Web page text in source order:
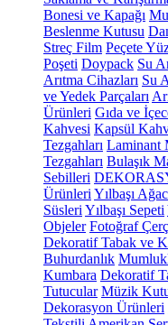
Bonesi ve Kapağı
Beslenme Kutusu
Streç Film Peçete
Poşeti Doypack Su
Arıtma Cihazları Su
ve Yedek Parçaları
Ürünleri Gıda ve
Kahvesi Kapsül
Tezgahları Laminant
Tezgahları Bulaşık
Sebilleri
Ürünleri Yılbaşı
Süsleri Yılbaşı Sepeti
Objeler Fotoğraf
Dekoratif Tabak ve
Buhurdanlık
Kumbara Dekoratif
Tutucular Müzik
Dekorasyon Ürünleri